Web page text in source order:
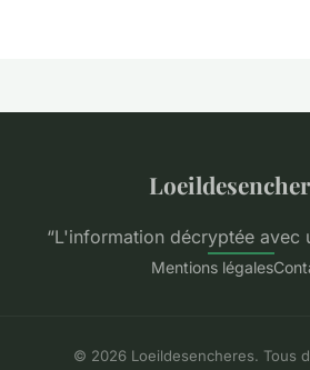
“L'information décryptée avec
Mentions légales
© 2026 Loeildesencheres. Tous